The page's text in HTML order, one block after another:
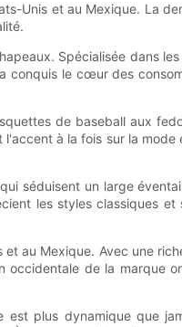
Unis et au Mexique. La
Spécialisée dans
conquis le cœur des
de baseball aux
à la fois sur la
séduisent un large
les styles classiques et
au Mexique. Avec une
occidentale de la marque
plus dynamique que